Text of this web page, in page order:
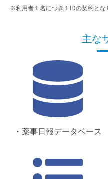
※利用者１名につき１IDの契約とな
主な
・薬事日報データベース